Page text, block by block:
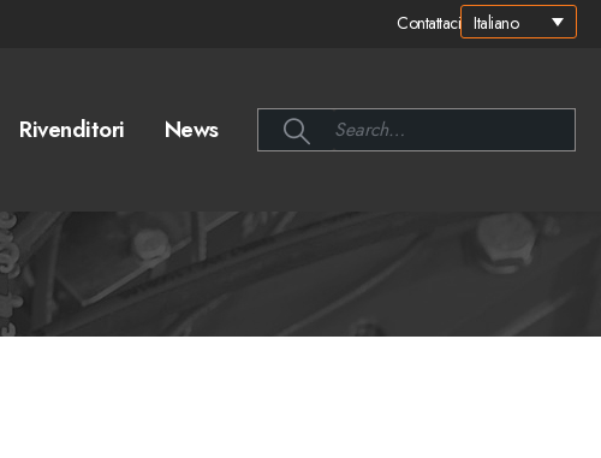
Contattaci Italiano
Rivenditori News